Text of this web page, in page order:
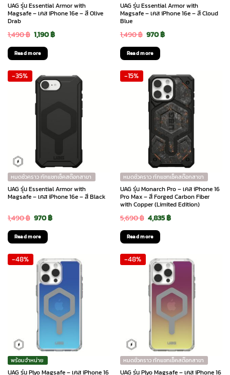
UAG รุ่น Essential Armor with
Magsafe – เคส iPhone 16e – สี Olive
Drab
1,490฿ Original
price
was:
1,490 ฿.
1,190฿Current
1,190 ฿.
Read more
UAG รุ่น Essential Armor with
Magsafe – เคส iPhone 16e – สี Cloud
Blue
1,490฿ Original
price
was:
1,490 ฿.
970฿Current
970 ฿.
Read more
-35%
หมดชั่วคราว ทักแชทเช็คสต๊อกสาขา
UAG รุ่น Essential Armor with
Magsafe – เคส iPhone 16e – สี Black
1,490฿ Original
price
was:
1,490 ฿.
970฿Current
970 ฿.
Read more
-15%
หมดชั่วคราว ทักแชทเช็คสต๊อกสาขา
UAG รุ่น Monarch Pro – เคส iPhone 16
Pro Max – สี Forged Carbon Fiber
with Copper (Limited Edition)
5,690฿ Original
price
was:
5,690 ฿.
4,835฿Current
4,835 ฿.
Read more
-48%
พร้อมจำหน่าย
UAG รุ่น Plyo Magsafe – เคส iPhone 16
-48%
หมดชั่วคราว ทักแชทเช็คสต๊อกสาขา
UAG รุ่น Plyo Magsafe – เคส iPhone 16